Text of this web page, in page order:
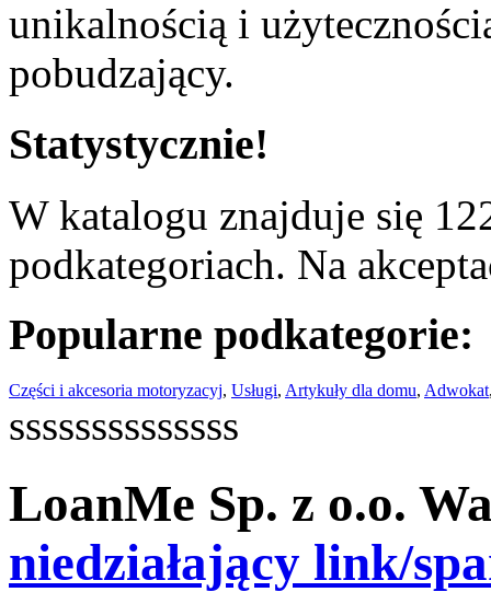
unikalnością i
pobudzający.
Statystycznie!
W katalogu znajduje się
podkategoriach. Na
Popularne podkategorie:
Części i akcesoria motoryzacyj, Usługi, Artykuły dla domu, Adwokat
ssssssssssssss
LoanMe Sp. z o.o.
niedziałający link/